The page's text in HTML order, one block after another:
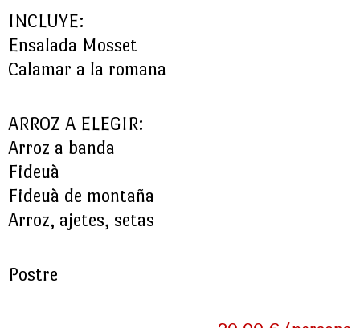
INCLUYE:
Ensalada Mosset
Calamar a la romana
ARROZ A ELEGIR:
Arroz a banda
Fideuà
Fideuà de montaña
Arroz, ajetes, setas
Postre